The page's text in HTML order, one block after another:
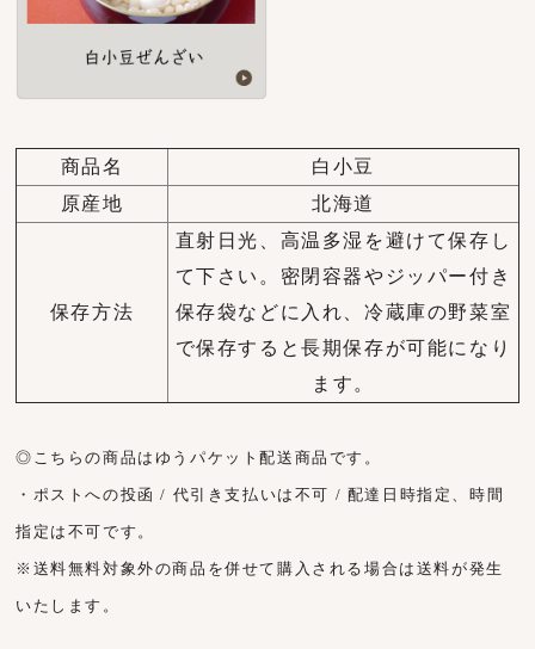
商品名
白小豆
原産地
北海道
保存方法
直射日光、高温多湿を避けて保存し
て下さい。密閉容器やジッパー付き
保存袋などに入れ、冷蔵庫の野菜室
で保存すると長期保存が可能になり
ます。
◎こちらの商品はゆうパケット配送商品です。
・ポストへの投函 / 代引き支払いは不可 / 配達日時指定、時間
指定は不可です。
※送料無料対象外の商品を併せて購入される場合は送料が発生
いたします。